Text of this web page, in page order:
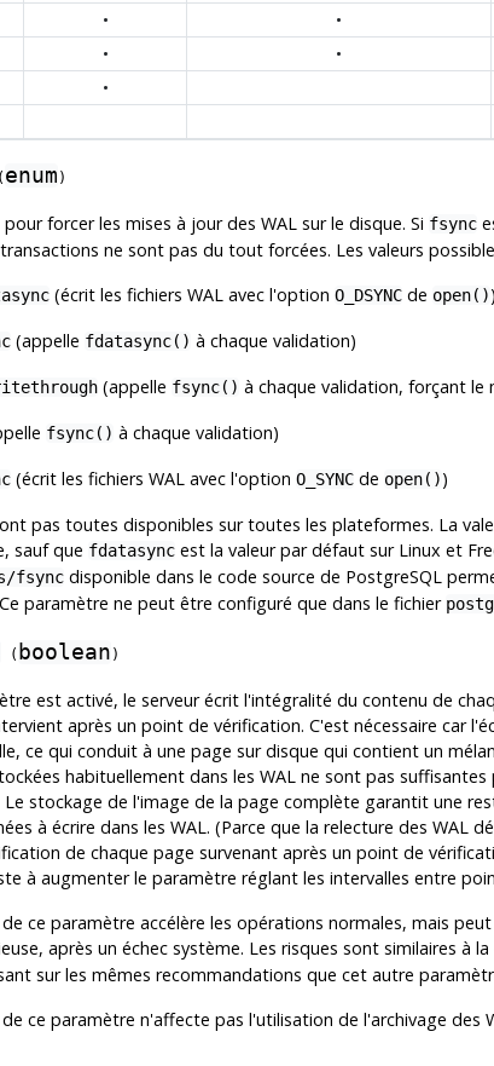
• •
•
•
•
enum )
forcer les mises à jour des WAL sur le disque. Si fsync
ne sont pas du tout forcées. Les valeurs
(écrit les fichiers WAL avec l'option O_DSYNC de open())
(appelle fdatasync() à chaque validation)
(appelle fsync() à chaque validation, forçant le
fsync() à chaque validation)
(écrit les fichiers WAL avec l'option O_SYNC de open())
pas toutes disponibles sur toutes les plateformes. La
sauf que fdatasync est la valeur par défaut sur Linux et
fsync disponible dans le code source de PostgreSQL
paramètre ne peut être configuré que dans le fichier
( boolean )
est activé, le serveur écrit l'intégralité du contenu de
après un point de vérification. C'est nécessaire car
ce qui conduit à une page sur disque qui contient un
habituellement dans les WAL ne sont pas
Le stockage de l'image de la page complète garantit une
à écrire dans les WAL. (Parce que la relecture des
de chaque page survenant après un point de
à augmenter le paramètre réglant les intervalles entre
ce paramètre accélère les opérations normales, mais
après un échec système. Les risques sont similaires à
sur les mêmes recommandations que cet autre
ce paramètre n'affecte pas l'utilisation de l'archivage des